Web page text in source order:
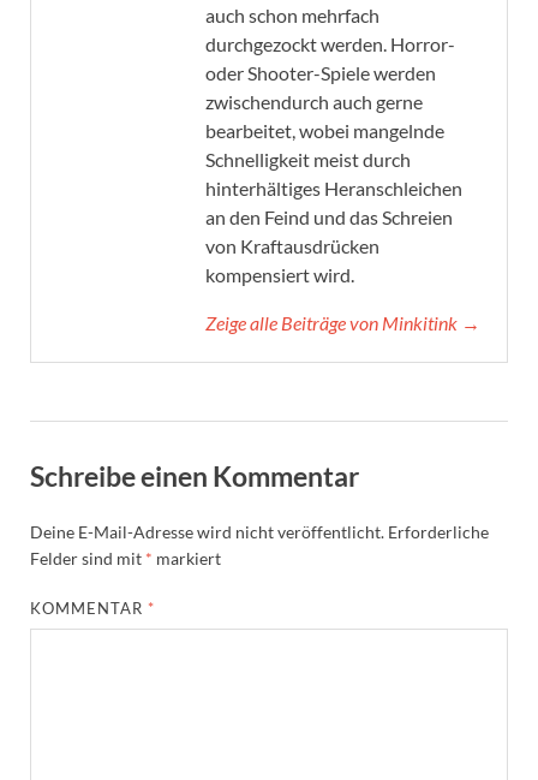
auch schon mehrfach
durchgezockt werden. Horror-
oder Shooter-Spiele werden
zwischendurch auch gerne
bearbeitet, wobei mangelnde
Schnelligkeit meist durch
hinterhältiges Heranschleichen
an den Feind und das Schreien
von Kraftausdrücken
kompensiert wird.
Zeige alle Beiträge von Minkitink →
Schreibe einen Kommentar
Deine E-Mail-Adresse wird nicht veröffentlicht. Erforderliche
Felder sind mit * markiert
KOMMENTAR *